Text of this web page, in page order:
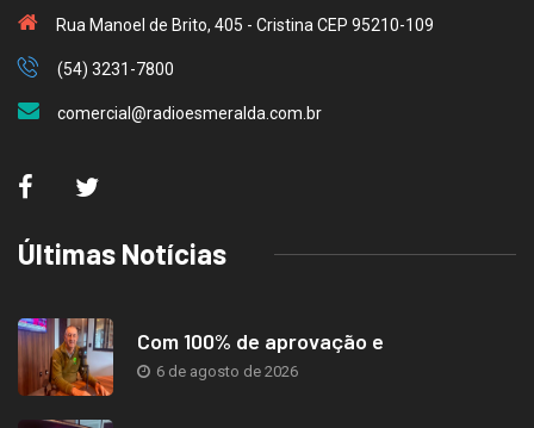
Rua Manoel de Brito, 405 - Cristina CEP 95210-109
(54) 3231-7800
comercial@radioesmeralda.com.br
Últimas Notícias
Com 100% de aprovação e
6 de agosto de 2026